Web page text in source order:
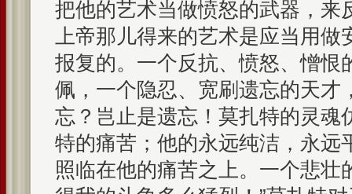
把他的艺术当做愤怒的武器，来
上帝那儿得来的艺术是应当用做
报复的。一个反抗、愤怒、憎恨
佩，一个隐忍、宽刷遗忘的天才
忘？岂止是遗忘！莫扎特的灵魂
特的痛苦；他的永远纯洁，永远
照临在他的痛苦之上。一个悲壮